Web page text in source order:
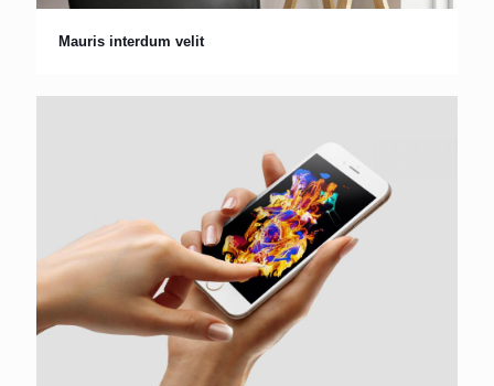
Mauris interdum velit